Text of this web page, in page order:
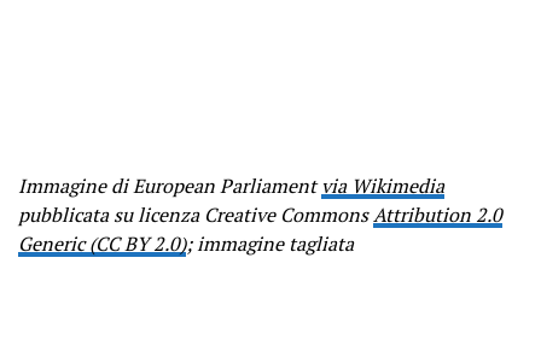
Immagine di European Parliamentvia Wikimedia
pubblicata su licenza Creative CommonsAttribution 2.0
Generic (CC BY 2.0); immagine tagliata